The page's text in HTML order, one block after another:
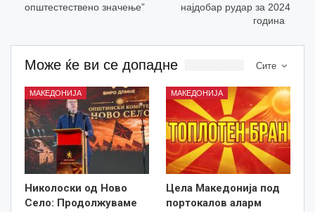
општестествено значење”
најдобар рудар за 2024
година
Сите
Може ќе ви се допадне
МАКЕДОНИЈА
Николоски од Ново
Село: Продолжуваме
МАКЕДОНИЈА
Цела Македонија под
портокалов аларм